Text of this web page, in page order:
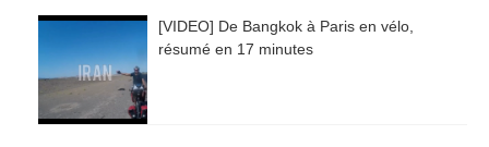
[VIDEO] De Bangkok à Paris en vélo,
résumé en 17 minutes